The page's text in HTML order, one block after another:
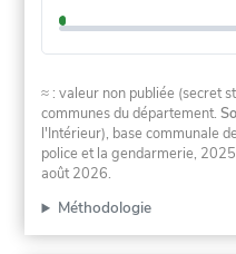
≈ : valeur non publiée (secret
communes du département.
l'Intérieur), base communale
police et la gendarmerie,
août 2026.
Méthodologie